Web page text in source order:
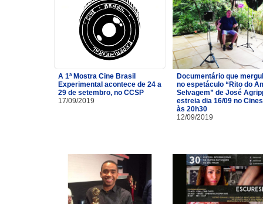
A 1ª Mostra Cine Brasil
Experimental acontece de 24 a
29 de setembro, no CCSP
17/09/2019
Documentário que
no espetáculo “Rito do
Selvagem” de José
estreia dia 16/09 no
às 20h30
12/09/2019